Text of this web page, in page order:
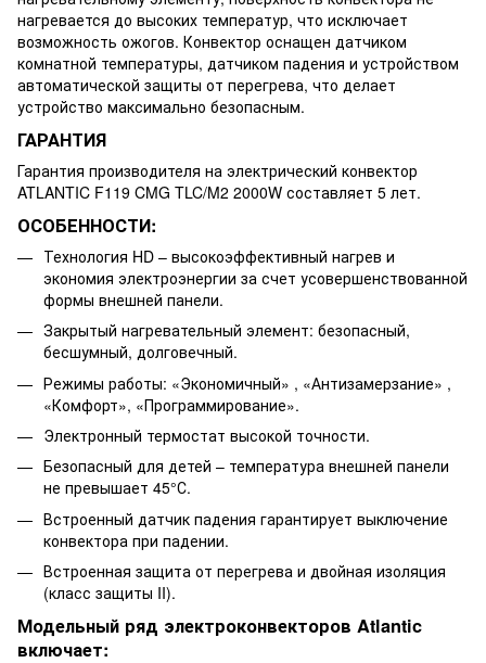
нагревается до высоких температур, что исключает
возможность ожогов. Конвектор оснащен датчиком
комнатной температуры, датчиком падения и устройством
автоматической защиты от перегрева, что делает
устройство максимально безопасным.
ГАРАНТИЯ
Гарантия производителя на электрический конвектор
ATLANTIC F119 CMG TLC/M2 2000W составляет 5 лет.
ОСОБЕННОСТИ:
Технология HD – высокоэффективный нагрев и
экономия электроэнергии за счет усовершенствованной
формы внешней панели.
Закрытый нагревательный элемент: безопасный,
бесшумный, долговечный.
Режимы работы: «Экономичный» , «Антизамерзание» ,
«Комфорт», «Программирование».
Электронный термостат высокой точности.
Безопасный для детей – температура внешней панели
не превышает 45°С.
Встроенный датчик падения гарантирует выключение
конвектора при падении.
Встроенная защита от перегрева и двойная изоляция
(класс защиты II).
Модельный ряд электроконвекторов Atlantic
включает: